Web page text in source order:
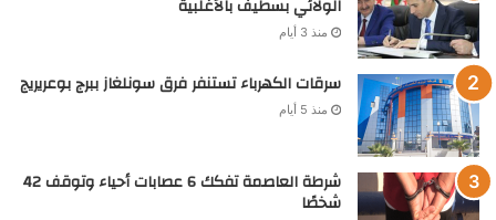
الولائي بسطيف بالأغلبية
منذ 3 أيام
سرقات الكهرباء تستنفر فرق سونلغاز ببرج بوعريريج
منذ 5 أيام
شرطة العاصمة تفكك 6 عصابات أحياء وتوقف 42
شخصًا